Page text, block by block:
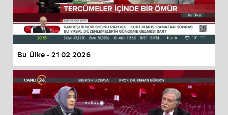
Bu Ülke - 21 02 2026